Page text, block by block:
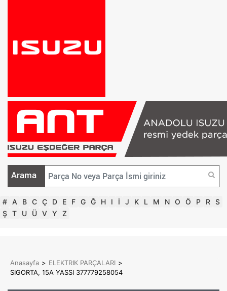
Arama
# A B C Ç D E F G Ğ H I İ J K L M N O Ö P R S
Ş T U Ü V Y Z
Anasayfa > ELEKTRIK PARÇALARI >
SIGORTA, 15A YASSI 377779258054